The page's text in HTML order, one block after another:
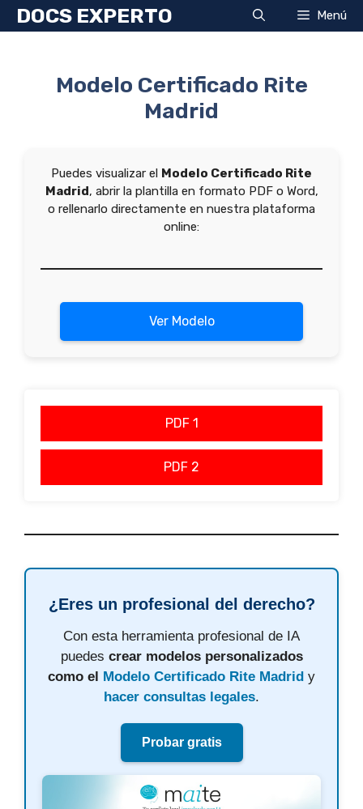
SaltarDOCS EXPERTO Menú
Modelo Certificado Rite
Madrid
Puedes visualizar el Modelo Certificado Rite
Madrid, abrir la plantilla en formato PDF o Word,
o rellenarlo directamente en nuestra plataforma
online:
Ver Modelo
PDF 1
PDF 2
¿Eres un profesional del derecho?
Con esta herramienta profesional de IA
puedes crear modelos personalizados
como el Modelo Certificado Rite Madrid y
hacer consultas legales.
Probar gratis